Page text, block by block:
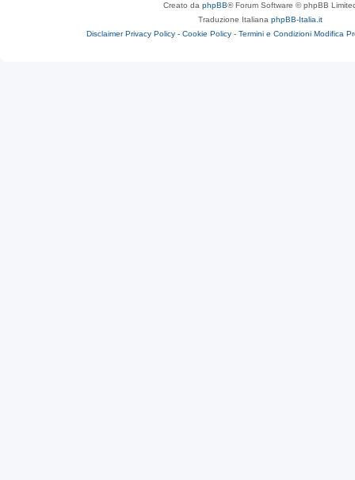
Creato da phpBB® Forum Software © phpBB
Traduzione Italiana phpBB-Italia.it
Disclaimer Privacy Policy - Cookie Policy - Termini e Condizioni Modifica